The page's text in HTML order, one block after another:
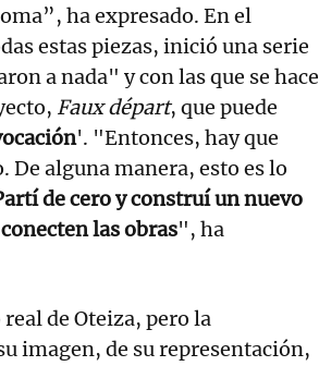
ha expresado. En el
estas piezas, inició una serie
a nada" y con las que se hace
Faux départ, que puede
'. "Entonces, hay que
De alguna manera, esto es lo
de cero y construí un nuevo
las obras", ha
de Oteiza, pero la
imagen, de su representación,